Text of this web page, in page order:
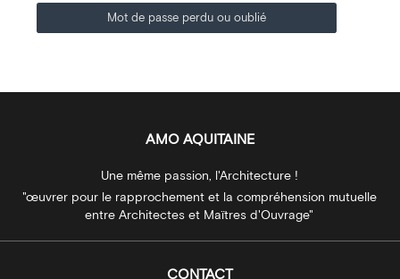
Mot de passe perdu ou oublié
AMO AQUITAINE
Une même passion, l'Architecture !
"œuvrer pour le rapprochement et la compréhension mutuelle
entre Architectes et Maïtres d'Ouvrage"
CONTACT